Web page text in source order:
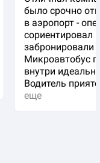
было срочно
в аэропорт -
сориентировал и
забронировали
Микроавтобус
внутри
Водитель
еще